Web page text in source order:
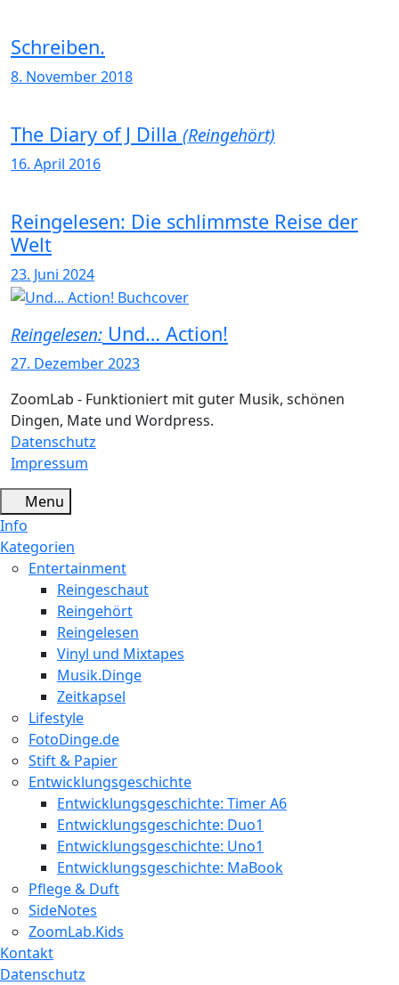
Schreiben.
8. November 2018
The Diary of J Dilla (Reingehört)
16. April 2016
Reingelesen: Die schlimmste Reise der
Welt
23. Juni 2024
Reingelesen: Und… Action!
27. Dezember 2023
ZoomLab - Funktioniert mit guter Musik, schönen
Dingen, Mate und Wordpress.
Datenschutz
Impressum
Menu
Info
Kategorien
Entertainment
Reingeschaut
Reingehört
Reingelesen
Vinyl und Mixtapes
Musik.Dinge
Zeitkapsel
Lifestyle
FotoDinge.de
Stift & Papier
Entwicklungsgeschichte
Entwicklungsgeschichte: Timer A6
Entwicklungsgeschichte: Duo1
Entwicklungsgeschichte: Uno1
Entwicklungsgeschichte: MaBook
Pflege & Duft
SideNotes
ZoomLab.Kids
Kontakt
Datenschutz